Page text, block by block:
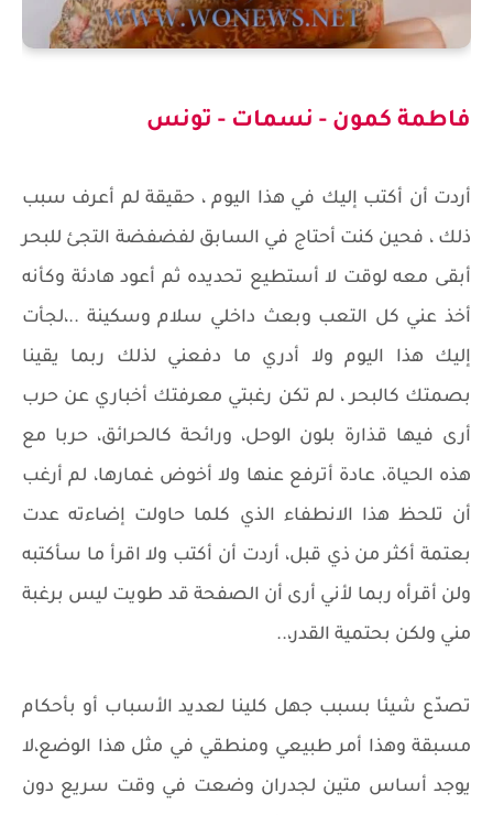
فاطمة كمون - نسمات - تونس
أردت أن أكتب إليك في هذا اليوم ، حقيقة لم أعرف سبب
ذلك ، فحين كنت أحتاج في السابق لفضفضة التجئ للبحر
أبقى معه لوقت لا أستطيع تحديده ثم أعود هادئة وكأنه
أخذ عني كل التعب وبعث داخلي سلام وسكينة ..،لجأت
إليك هذا اليوم ولا أدري ما دفعني لذلك ربما يقينا
بصمتك كالبحر ، لم تكن رغبتي معرفتك أخباري عن حرب
أرى فيها قذارة بلون الوحل، ورائحة كالحرائق، حربا مع
هذه الحياة، عادة أترفع عنها ولا أخوض غمارها، لم أرغب
أن تلحظ هذا الانطفاء الذي كلما حاولت إضاءته عدت
بعتمة أكثر من ذي قبل، أردت أن أكتب ولا اقرأ ما سأكتبه
ولن أقرأه ربما لأني أرى أن الصفحة قد طويت ليس برغبة
مني ولكن بحتمية القدر،..
تصدّع شيئا بسبب جهل كلينا لعديد الأسباب أو بأحكام
مسبقة وهذا أمر طبيعي ومنطقي في مثل هذا الوضع،لا
يوجد أساس متين لجدران وضعت في وقت سريع دون